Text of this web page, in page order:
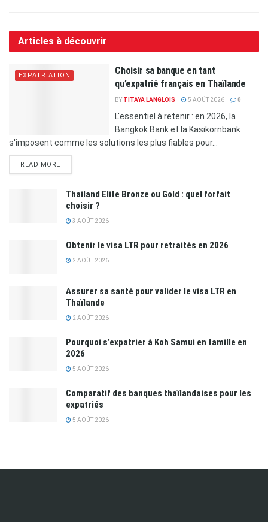
Articles à découvrir
EXPATRIATION
Choisir sa banque en tant
qu’expatrié français en Thaïlande
BY TITAYA LANGLOIS 5 AOÛT 2026 0
L'essentiel à retenir : en 2026, la
Bangkok Bank et la Kasikornbank
s'imposent comme les solutions les plus fiables pour...
READ MORE
Thailand Elite Bronze ou Gold : quel forfait
choisir ?
3 AOÛT 2026
Obtenir le visa LTR pour retraités en 2026
2 AOÛT 2026
Assurer sa santé pour valider le visa LTR en
Thaïlande
2 AOÛT 2026
Pourquoi s’expatrier à Koh Samui en famille en
2026
5 AOÛT 2026
Comparatif des banques thaïlandaises pour les
expatriés
5 AOÛT 2026